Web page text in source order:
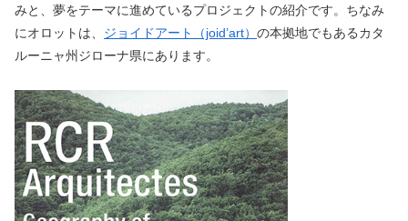
みと、夢をテーマに進めているプロジェクトの紹介です。ちなみ
にオロットは、 ジョイドアート（joid’art） の本拠地でもあるカタ
ルーニャ州ジローナ県にあります。